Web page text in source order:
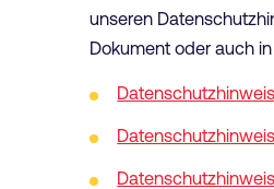
unseren
Dokument oder auch